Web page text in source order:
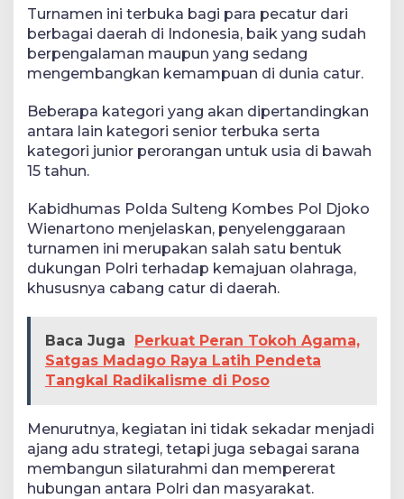
Turnamen ini terbuka bagi para pecatur dari
berbagai daerah di Indonesia, baik yang sudah
berpengalaman maupun yang sedang
mengembangkan kemampuan di dunia catur.
Beberapa kategori yang akan dipertandingkan
antara lain kategori senior terbuka serta
kategori junior perorangan untuk usia di bawah
15 tahun.
Kabidhumas Polda Sulteng Kombes Pol Djoko
Wienartono menjelaskan, penyelenggaraan
turnamen ini merupakan salah satu bentuk
dukungan Polri terhadap kemajuan olahraga,
khususnya cabang catur di daerah.
Baca Juga
Perkuat Peran Tokoh Agama,
Satgas Madago Raya Latih Pendeta
Tangkal Radikalisme di Poso
Menurutnya, kegiatan ini tidak sekadar menjadi
ajang adu strategi, tetapi juga sebagai sarana
membangun silaturahmi dan mempererat
hubungan antara Polri dan masyarakat.